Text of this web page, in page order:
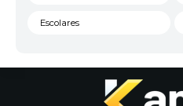
Escolares